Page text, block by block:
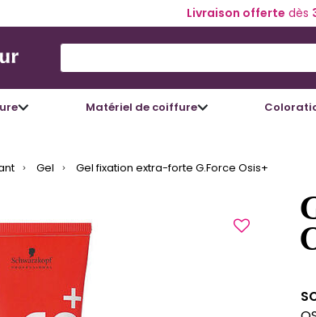
Livraison offerte dès
Matériel de coiffure
Gel Gel fixation extra-forte G.Force Osis+